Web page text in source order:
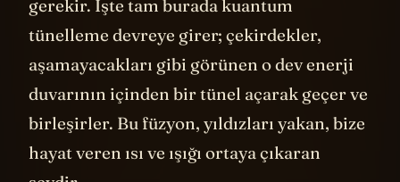
gerekir. İşte tam burada kuantum
tünelleme devreye girer; çekirdekler,
aşamayacakları gibi görünen o dev enerji
duvarının içinden bir tünel açarak geçer ve
birleşirler. Bu füzyon, yıldızları yakan, bize
hayat veren ısı ve ışığı ortaya çıkaran